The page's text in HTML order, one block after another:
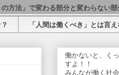
の方法」で変わる部分と変わらない
「人間は働くべき」とは言
働かないと、く
すよ！！
みんなが働く社